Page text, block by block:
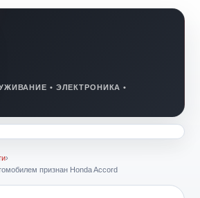
›
признан Honda Accord